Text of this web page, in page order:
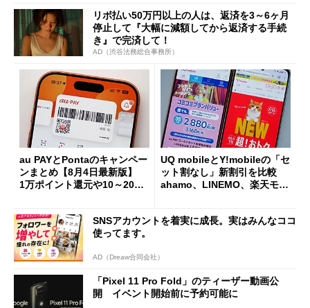
リボ払い50万円以上の人は、返済を3～6ヶ月
停止して『大幅に減額してから返済する手続
き』で完済して！
AD（渋谷法務総合事務所）
au PAYとPontaのキャンペー
ンまとめ【8月4日最新版】
1万ポイント還元や10～20％
UQ mobileとY!mobileの「セ
ット割なし」新割引を比較
ahamo、LINEMO、楽天モバ
SNSアカウントを着実に成長。実はみんなココ
使ってます。
AD（Dreaw合同会社）
「Pixel 11 Pro Fold」のティーザー動画公
開 イベント開始前に予約可能に